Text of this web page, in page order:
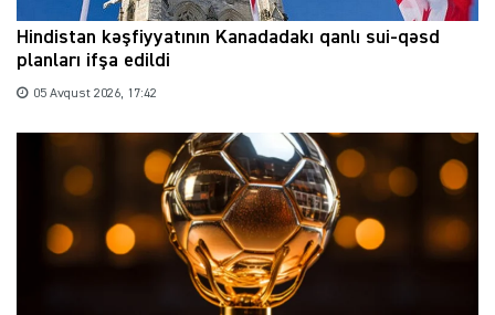
Hindistan kəşfiyyatının Kanadadakı qanlı sui-qəsd
planları ifşa edildi
05 Avqust 2026, 17:42